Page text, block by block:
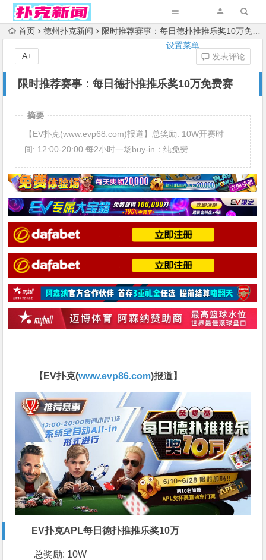
设置菜单
首页 德州扑克新闻 限时推荐赛事：每日德扑推推乐奖10万免费赛
限时推荐赛事：每日德扑推推乐奖10万免费赛
发表评论
A+
摘要
【EV扑克(www.evp68.com)报道】总奖励: 10W开赛时
间: 12:00-20:00 每2小时一场buy-in：纯免费
【EV扑克(www.evp86.com)报道】
EV扑克APL每日德扑推推乐奖10万
总奖励: 10W